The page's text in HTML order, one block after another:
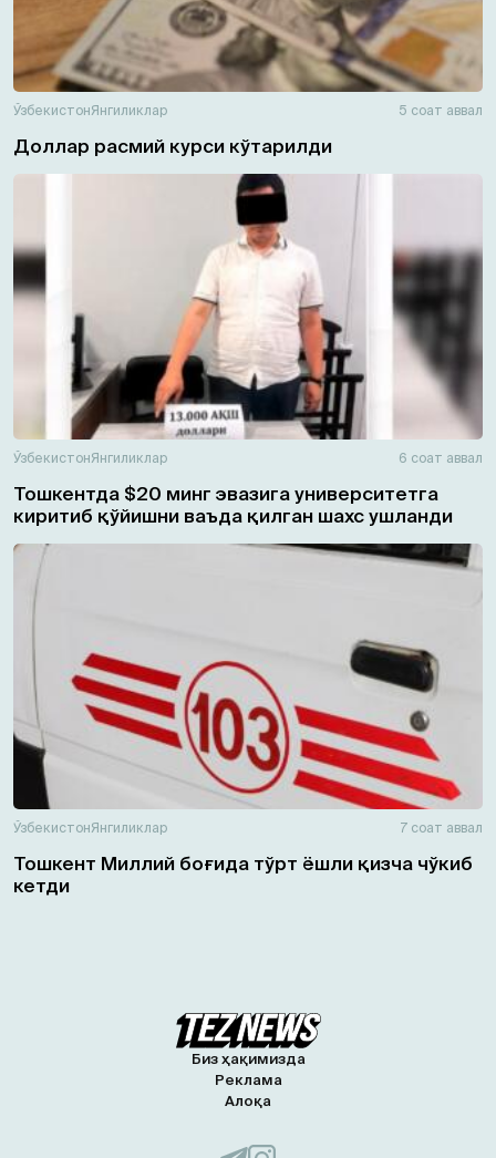
ЎзбекистонЯнгиликлар 5 соат аввал
Доллар расмий курси кўтарилди
ЎзбекистонЯнгиликлар 6 соат аввал
Тошкентда $20 минг эвазига университетга
киритиб қўйишни ваъда қилган шахс ушланди
ЎзбекистонЯнгиликлар 7 соат аввал
Тошкент Миллий боғида тўрт ёшли қизча чўкиб
кетди
Биз ҳақимизда
Реклама
Алоқа